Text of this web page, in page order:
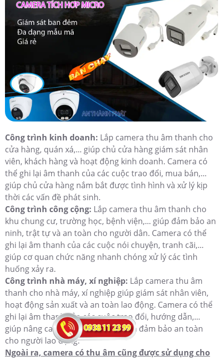
Công trình kinh doanh: Lắp camera thu âm thanh cho
cửa hàng, quán xá,... giúp chủ cửa hàng giám sát nhân
viên, khách hàng và hoạt động kinh doanh. Camera có
thể ghi lại âm thanh của các cuộc trao đổi, mua bán,...
giúp chủ cửa hàng nắm bắt được tình hình và xử lý kịp
thời các vấn đề phát sinh.
Công trình công cộng: Lắp camera thu âm thanh cho
khu chung cư, trường học, bệnh viện,... giúp đảm bảo an
ninh, trật tự và an toàn cho người dân. Camera có thể
ghi lại âm thanh của các cuộc nói chuyện, tranh cãi,...
giúp cơ quan chức năng nhanh chóng xử lý các tình
huống xảy ra.
Công trình nhà máy, xí nghiệp: Lắp camera thu âm
thanh cho nhà máy, xí nghiệp giúp giám sát nhân viên,
hoạt động sản xuất và an toàn lao động. Camera có thể
ghi lại âm thanh của các cuộc trao đổi, hướng dẫn,...
giúp nâng cao hiệu quả sản xuất và đảm bảo an toàn
cho người lao động.
Ngoài ra, camera có thu âm cũng được sử dụng cho